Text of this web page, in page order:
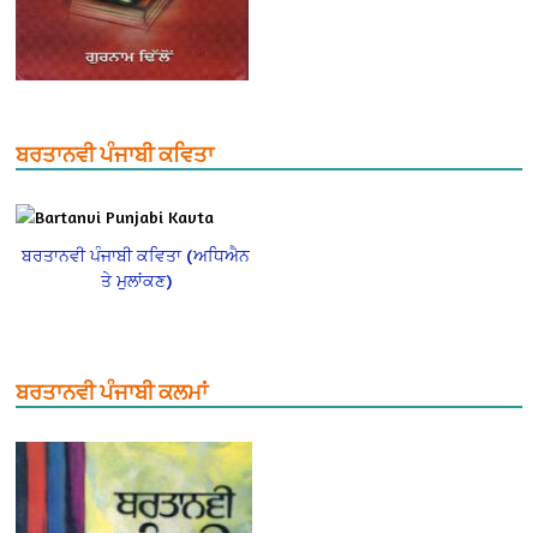
ਬਰਤਾਨਵੀ ਪੰਜਾਬੀ ਕਵਿਤਾ
ਬਰਤਾਨਵੀ ਪੰਜਾਬੀ ਕਵਿਤਾ (ਅਧਿਐਨ
ਤੇ ਮੁਲਾਂਕਣ)
ਬਰਤਾਨਵੀ ਪੰਜਾਬੀ ਕਲਮਾਂ